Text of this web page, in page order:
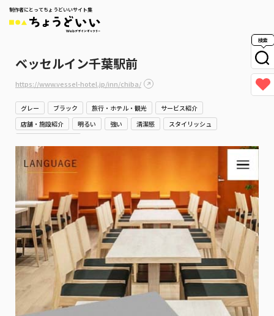
制作者にとってちょうどいいサイト集
検索
ベッセルイン千葉駅前
https://www.vessel-hotel.jp/inn/chiba/
グレー ブラック 旅行・ホテル・観光
サービス紹介
店舗・施設紹介
明るい 強い 清潔感
スタイリッシュ